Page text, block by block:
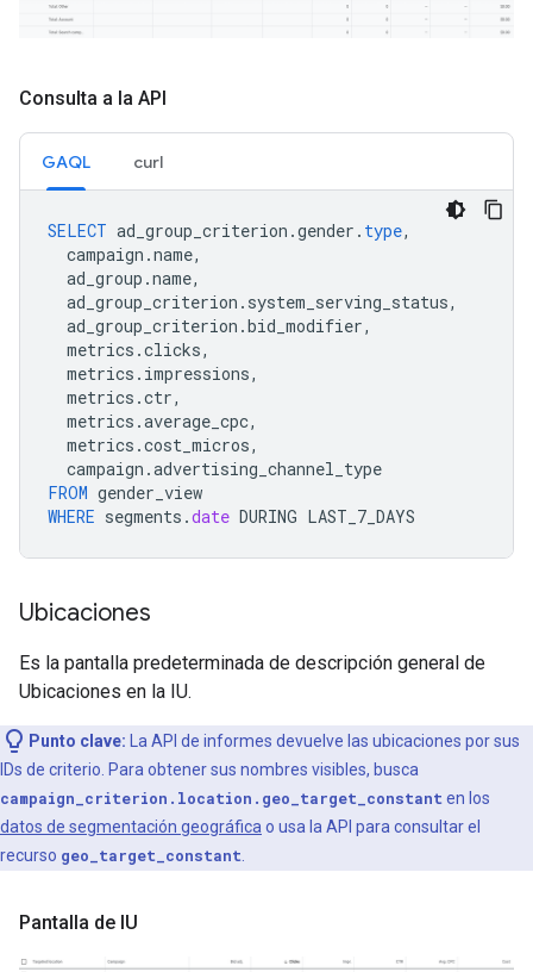
Consulta a la API
GAQL curl
SELECT ad_group_criterion .gender . type,
campaign .name,
ad_group .name,
ad_group_criterion . system_serving_status,
ad_group_criterion .bid_modifier,
metrics .clicks,
metrics . impressions,
metrics .ctr,
metrics .average_cpc,
metrics .cost_micros,
campaign .advertising_channel_type
FROM gender_view
WHERE segments .date DURING LAST_7_DAYS
Ubicaciones
Es la pantalla predeterminada de descripción general de
Ubicaciones en la IU.
Punto clave: La API de informes devuelve las ubicaciones por sus
IDs de criterio. Para obtener sus nombres visibles, busca
campaign_criterion.location.geo_target_constanten los
datos de segmentación geográficao usa la API para consultar el
recurso geo_target_constant.
Pantalla de IU